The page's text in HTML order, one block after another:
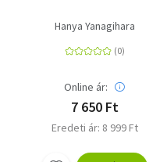
Hanya Yanagihara
Online ár:
7 650 Ft
Eredeti ár: 8 999 Ft